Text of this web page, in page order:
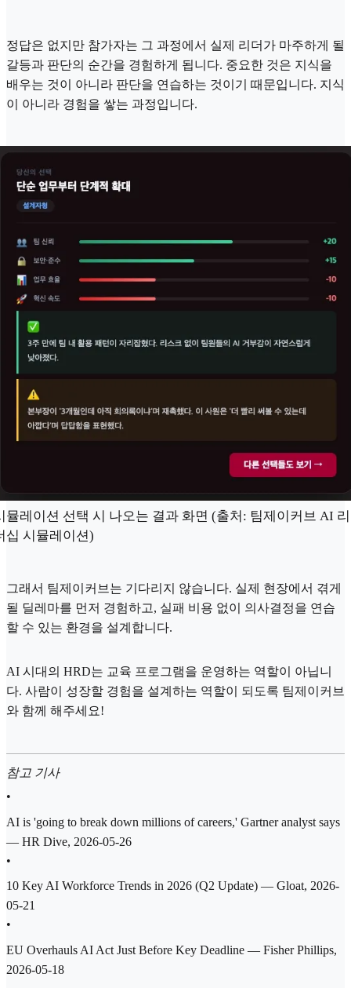
정답은 없지만 참가자는 그 과정에서 실제 리더가 마주하게 될
갈등과 판단의 순간을 경험하게 됩니다. 중요한 것은 지식을
배우는 것이 아니라 판단을 연습하는 것이기 때문입니다. 지식
이 아니라 경험을 쌓는 과정입니다.
뮬레이션 선택 시 나오는 결과 화면 (출처: 팀제이커브 AI 리
십 시뮬레이션)
그래서 팀제이커브는 기다리지 않습니다. 실제 현장에서 겪게
될 딜레마를 먼저 경험하고, 실패 비용 없이 의사결정을 연습
할 수 있는 환경을 설계합니다.
AI 시대의 HRD는 교육 프로그램을 운영하는 역할이 아닙니
다. 사람이 성장할 경험을 설계하는 역할이 되도록 팀제이커브
와 함께 해주세요!
참고 기사
•
AI is 'going to break down millions of careers,' Gartner analyst says
— HR Dive, 2026-05-26
•
10 Key AI Workforce Trends in 2026 (Q2 Update) — Gloat, 2026-
05-21
•
EU Overhauls AI Act Just Before Key Deadline — Fisher Phillips,
2026-05-18